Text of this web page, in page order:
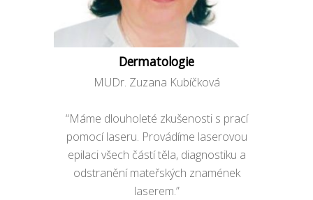
Dermatologie
MUDr. Zuzana Kubíčková
“Máme dlouholeté zkušenosti s prací
pomocí laseru. Provádíme laserovou
epilaci všech částí těla, diagnostiku a
odstranění mateřských znamének
laserem.”